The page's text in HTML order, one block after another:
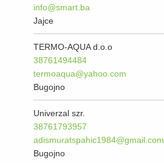
info@smart.ba
Jajce
TERMO-AQUA d.o.o
38761494484
termoaqua@yahoo.com
Bugojno
Univerzal szr.
38761793957
adismuratspahic1984@gmail.com
Bugojno